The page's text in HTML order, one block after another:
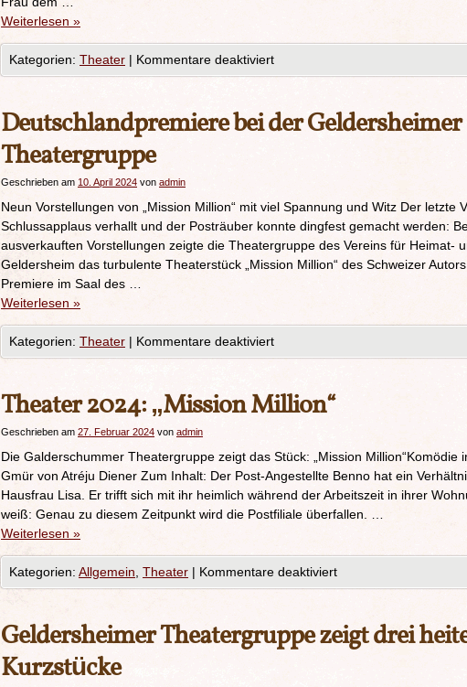
Weiterlesen »
Kategorien: Theater | Kommentare deaktiviert
Deutschlandpremiere bei der Geldersheimer
Theatergruppe
Geschrieben am 10. April 2024 von admin
Neun Vorstellungen von „Mission Million“ mit viel Spannung und Witz Der letzte
Schlussapplaus verhallt und der Posträuber konnte dingfest gemacht werden:
ausverkauften Vorstellungen zeigte die Theatergruppe des Vereins für Heimat-
Geldersheim das turbulente Theaterstück „Mission Million“ des Schweizer
Premiere im Saal des …
Weiterlesen »
Kategorien: Theater | Kommentare deaktiviert
Theater 2024: „Mission Million“
Geschrieben am 27. Februar 2024 von admin
Die Galderschummer Theatergruppe zeigt das Stück: „Mission Million“Komödie
Gmür von Atréju Diener Zum Inhalt: Der Post-Angestellte Benno hat ein
Hausfrau Lisa. Er trifft sich mit ihr heimlich während der Arbeitszeit in ihrer
weiß: Genau zu diesem Zeitpunkt wird die Postfiliale überfallen. …
Weiterlesen »
Kategorien: Allgemein Theater | Kommentare deaktiviert
Geldersheimer Theatergruppe zeigt drei
Kurzstücke